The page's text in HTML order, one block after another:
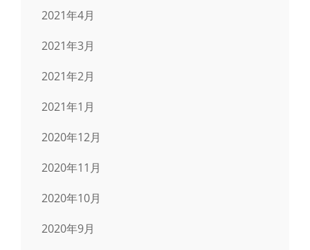
2021年4月
2021年3月
2021年2月
2021年1月
2020年12月
2020年11月
2020年10月
2020年9月